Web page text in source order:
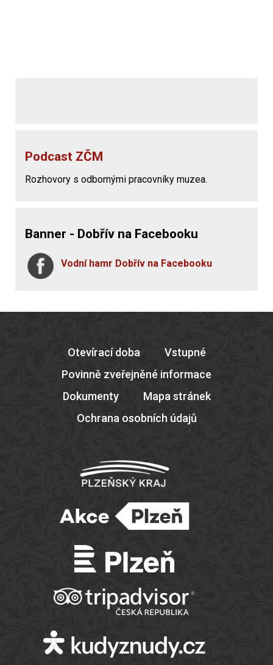
Podcast ZČM
Rozhovory s odbornými pracovníky muzea.
Banner - Dobřív na Facebooku
Vodní hamr Dobřív na Facebooku
Otevírací doba
Vstupné
Povinně zveřejněné informace
Dokumenty
Mapa stránek
Ochrana osobních údajů